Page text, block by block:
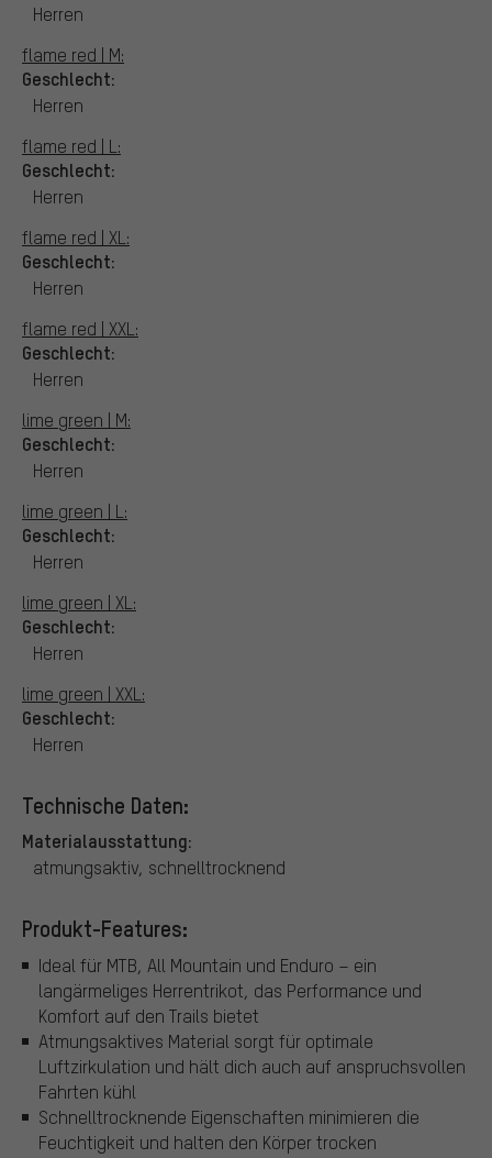
Herren
flame red | M:
Geschlecht:
Herren
flame red | L:
Geschlecht:
Herren
flame red | XL:
Geschlecht:
Herren
flame red | XXL:
Geschlecht:
Herren
lime green | M:
Geschlecht:
Herren
lime green | L:
Geschlecht:
Herren
lime green | XL:
Geschlecht:
Herren
lime green | XXL:
Geschlecht:
Herren
Technische Daten:
Materialausstattung:
atmungsaktiv, schnelltrocknend
Produkt-Features:
Ideal für MTB, All Mountain und Enduro – ein
langärmeliges Herrentrikot, das Performance und
Komfort auf den Trails bietet
Atmungsaktives Material sorgt für optimale
Luftzirkulation und hält dich auch auf anspruchsvollen
Fahrten kühl
Schnelltrocknende Eigenschaften minimieren die
Feuchtigkeit und halten den Körper trocken